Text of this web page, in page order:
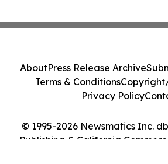
© 1995-2026 Newsmatics Inc.
Publishing & California
AboutPress Release Archive
Terms & Conditions
Privacy Policy